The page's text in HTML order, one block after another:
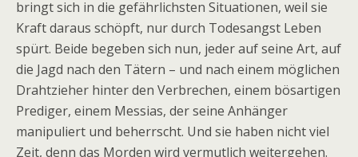
bringt sich in die gefährlichsten Situationen, weil sie
Kraft daraus schöpft, nur durch Todesangst Leben
spürt. Beide begeben sich nun, jeder auf seine Art, auf
die Jagd nach den Tätern – und nach einem möglichen
Drahtzieher hinter den Verbrechen, einem bösartigen
Prediger, einem Messias, der seine Anhänger
manipuliert und beherrscht. Und sie haben nicht viel
Zeit, denn das Morden wird vermutlich weitergehen.